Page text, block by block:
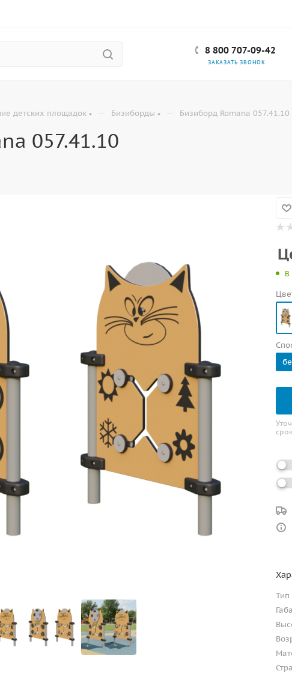
8 800 707-09-42
ЗАКАЗАТЬ ЗВОНОК
детских площадок — Бизиборды — Бизиборд Romana 057.41.10
057.41.10
В
Тип